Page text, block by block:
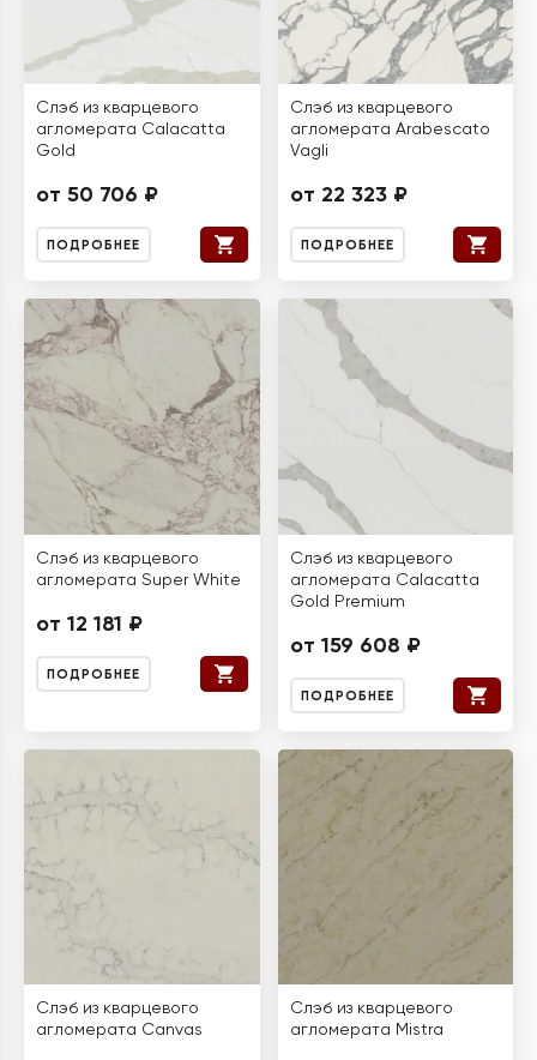
Слэб из кварцевого
агломерата Calacatta
Gold
от 50 706 ₽
ПОДРОБНЕЕ
Слэб из кварцевого
агломерата Arabescato
Vagli
от 22 323 ₽
ПОДРОБНЕЕ
Слэб из кварцевого
агломерата Super White
от 12 181 ₽
ПОДРОБНЕЕ
Слэб из кварцевого
агломерата Calacatta
Gold Premium
от 159 608 ₽
ПОДРОБНЕЕ
Слэб из кварцевого
агломерата Canvas
Слэб из кварцевого
агломерата Mistra